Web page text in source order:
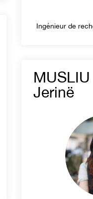
Ingénieur de
MUSLIU
Jerinë